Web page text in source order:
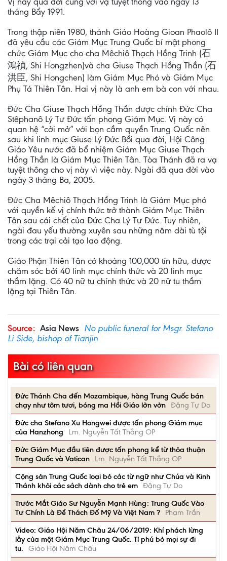
tháng Bẩy 1991.
Trong thập niên 1980, thánh Giáo Hoàng Gioan Phaolô II
đã yêu cầu các Giám Mục Trung Quốc bí mật phong
chức Giám Mục cho cha Mêchiô Thạch Hồng Trinh (石
鴻禎, Shi Hongzhen)và cha Giuse Thạch Hồng Thần (石
洪臣, Shi Hongchen) làm Giám Mục Phó và Giám Mục
Phụ Tá Thiên Tân. Hai vị này là anh em bà con với nhau.
Đức Cha Giuse Thạch Hồng Thần được chính Đức Cha
Stêphanô Lý Tư Đức tấn phong Giám Mục. Vị này có
quan hệ “cởi mở” với bọn cầm quyền Trung Quốc nên
sau khi linh mục Giuse Lý Đức Bồi qua đời, Hội Công
Giáo Yêu nước đã bổ nhiệm Giám Mục Giuse Thạch
Hồng Thần là Giám Mục Thiên Tân. Tòa Thánh đã ra vạ
tuyệt thông cho vị này vì việc này. Ngài đã qua đời vào
ngày 3 tháng Ba, 2005.
Đức Cha Mêchiô Thạch Hồng Trinh là Giám Mục phó
với quyền kế vị chính thức trở thành Giám Mục Thiên
Tân sau cái chết của Đức Cha Lý Tư Đức. Tuy nhiên,
ngài đau yếu thường xuyên sau những năm dài tù tội
trong các trại cải tạo lao động.
Giáo Phận Thiên Tân có khoảng 100,000 tín hữu, được
chăm sóc bởi 40 linh mục chính thức và 20 linh mục
thầm lặng. Có 40 nữ tu chính thức và 20 nữ tu thầm
lặng tại Thiên Tân.
Source: Asia News No public funeral for Msgr. Stefano
Li Side, bishop of Tianjin
Bài có liên quan
Đức Thánh Cha đến Mozambique, hàng Trung Quốc bán
chạy như tôm tươi, bóng ma Hồi Giáo lởn vởn Đặng Tự Do
Đức cha Stefano Xu Hongwei được tấn phong Giám mục
của Hanzhong
Lm. Nguyễn Tất Thắng OP
Đức Giám Mục đầu tiên được tấn phong kể từ thỏa thuận
Trung Quốc và Vatican
Lm. Nguyễn Tất Thắng OP
Cộng sản Trung Quốc loại bỏ các từ ngữ như Chúa và Kinh
Thánh khỏi các sách dành cho trẻ em Đặng Tự Do
Trước Mắt Giáo Sư Nguyễn Mạnh Hùng: Trung Quốc Vào
Tư Chính Là Để Thách Đố Mỹ Và Việt Nam ?
Phạm Trần
Video: Giáo Hội Năm Châu 24/06/2019: Khí phách lừng
lẫy của một Giám Mục Trung Quốc. Tỉ phú bỏ mọi sự đi
tu.
Giáo Hội Năm Châu